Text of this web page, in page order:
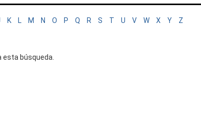
K L M N O P Q R S T U V W X Y Z
esta búsqueda.